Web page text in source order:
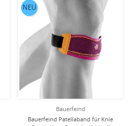
Bauerfeind
Bauerfeind Patellaband für Knie
NEU